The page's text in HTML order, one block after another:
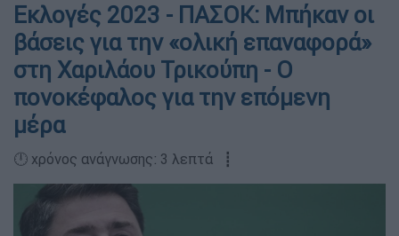
Εκλογές 2023 - ΠΑΣΟΚ: Μπήκαν οι
βάσεις για την «ολική επαναφορά»
στη Χαριλάου Τρικούπη - Ο
πονοκέφαλος για την επόμενη
μέρα
🕛 χρόνος ανάγνωσης: 3 λεπτά ┋